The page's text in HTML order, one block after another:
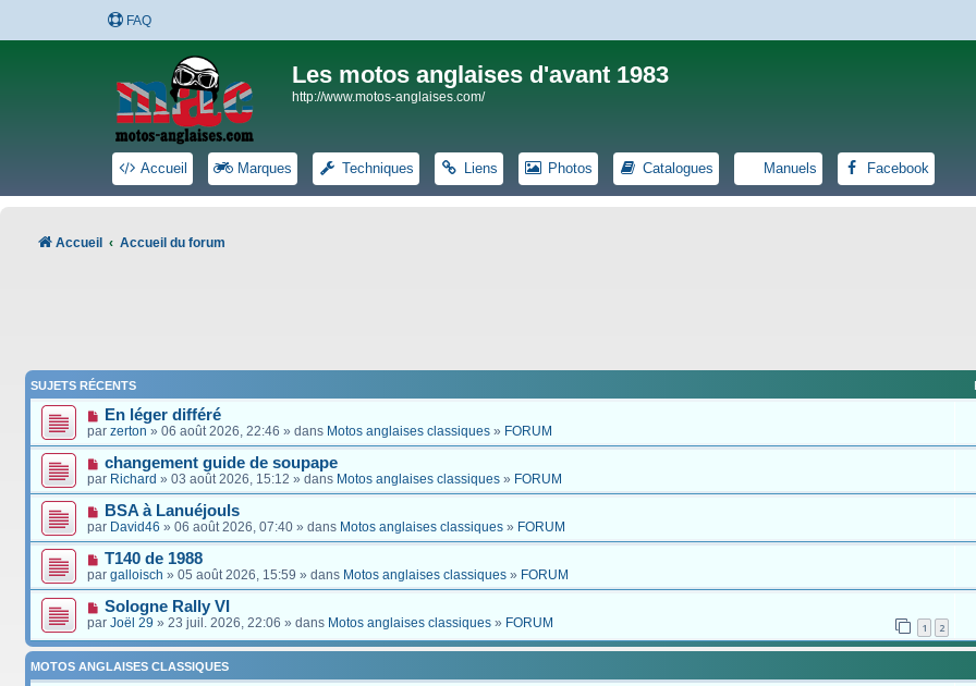
FAQ
Les motos anglaises d'avant 1983
http://www.motos-anglaises.com/
Accueil Marques Techniques Liens Photos Catalogues Manuels Facebook
Accueil Accueil du forum
SUJETS RÉCENTS
En léger différé
par zerton » 06 août 2026, 22:46 » dans Motos anglaises classiques » FORUM
changement guide de soupape
par Richard » 03 août 2026, 15:12 » dans Motos anglaises classiques » FORUM
BSA à Lanuéjouls
par David46 » 06 août 2026, 07:40 » dans Motos anglaises classiques » FORUM
T140 de 1988
par galloisch » 05 août 2026, 15:59 » dans Motos anglaises classiques » FORUM
Sologne Rally VI
1 2
par Joël 29 » 23 juil. 2026, 22:06 » dans Motos anglaises classiques » FORUM
MOTOS ANGLAISES CLASSIQUES